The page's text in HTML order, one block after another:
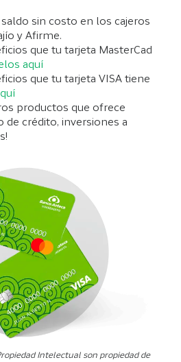
sin costo en los cajeros
y Afirme.
que tu tarjeta MasterCad
aquí
que tu tarjeta VISA tiene
productos que ofrece
de crédito, inversiones a
Intelectual son propiedad de